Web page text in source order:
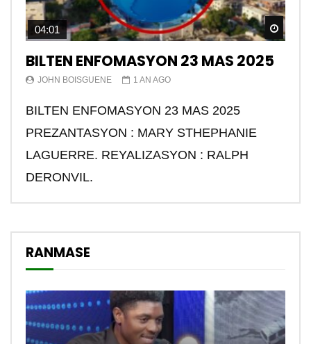
04:01
BILTEN ENFOMASYON 23 MAS 2025
JOHN BOISGUENE 1 AN AGO
BILTEN ENFOMASYON 23 MAS 2025
PREZANTASYON : MARY STHEPHANIE
LAGUERRE. REYALIZASYON : RALPH
DERONVIL.
RANMASE